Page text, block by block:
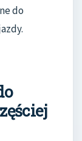
do